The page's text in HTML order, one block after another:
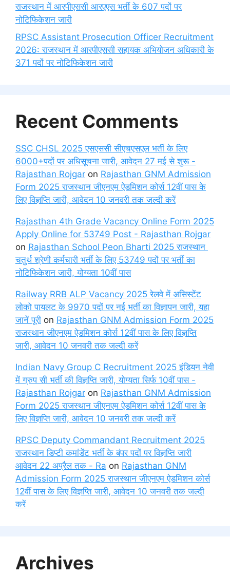
राजस्थान में आरपीएससी आरएएस भर्ती के 607 पदों पर
नोटिफिकेशन जारी
RPSC Assistant Prosecution Officer Recruitment
2026: राजस्थान में आरपीएससी सहायक अभियोजन अधिकारी के
371 पदों पर नोटिफिकेशन जारी
Recent Comments
SSC CHSL 2025 एसएससी सीएचएसएल भर्ती के लिए
6000+पदों पर अधिसूचना जारी, आवेदन 27 मई से शुरू -
Rajasthan Rojgar on Rajasthan GNM Admission
Form 2025 राजस्थान जीएनएम ऐडमिशन कोर्स 12वीं पास के
लिए विज्ञप्ति जारी, आवेदन 10 जनवरी तक जल्दी करें
Rajasthan 4th Grade Vacancy Online Form 2025
Apply Online for 53749 Post - Rajasthan Rojgar
on Rajasthan School Peon Bharti 2025 राजस्थान
चतुर्थ श्रेणी कर्मचारी भर्ती के लिए 53749 पदों पर भर्ती का
नोटिफिकेशन जारी, योग्यता 10वीं पास
Railway RRB ALP Vacancy 2025 रेलवे में असिस्टेंट
लोको पायलट के 9970 पदों पर नई भर्ती का विज्ञापन जारी, यहा
जानें पूरी on Rajasthan GNM Admission Form 2025
राजस्थान जीएनएम ऐडमिशन कोर्स 12वीं पास के लिए विज्ञप्ति
जारी, आवेदन 10 जनवरी तक जल्दी करें
Indian Navy Group C Recruitment 2025 इंडियन नेवी
में ग्रुप सी भर्ती की विज्ञप्ति जारी, योग्यता सिर्फ 10वीं पास -
Rajasthan Rojgar on Rajasthan GNM Admission
Form 2025 राजस्थान जीएनएम ऐडमिशन कोर्स 12वीं पास के
लिए विज्ञप्ति जारी, आवेदन 10 जनवरी तक जल्दी करें
RPSC Deputy Commandant Recruitment 2025
राजस्थान डिप्टी कमांडेंट भर्ती के बंपर पदों पर विज्ञप्ति जारी
आवेदन 22 अप्रैल तक - Ra on Rajasthan GNM
Admission Form 2025 राजस्थान जीएनएम ऐडमिशन कोर्स
12वीं पास के लिए विज्ञप्ति जारी, आवेदन 10 जनवरी तक जल्दी
करें
Archives